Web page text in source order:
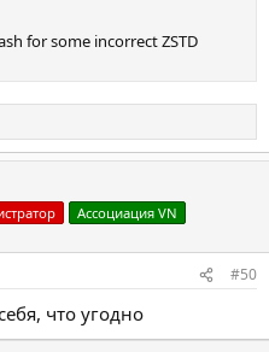
for some incorrect ZSTD
Ассоциация VN
#50
что угодно